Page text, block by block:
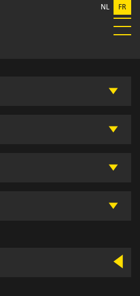
NL FR